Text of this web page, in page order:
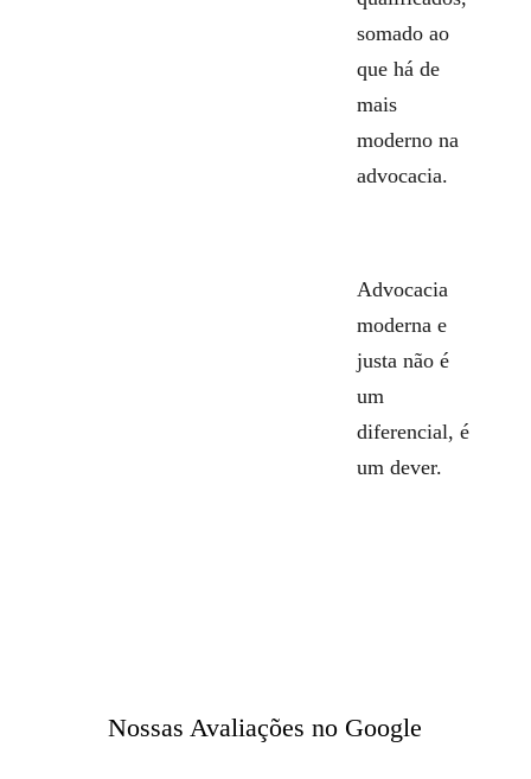
somado ao
que há de
mais
moderno na
advocacia.
Advocacia
moderna e
justa não é
um
diferencial, é
um dever.
Nossas Avaliações no Google